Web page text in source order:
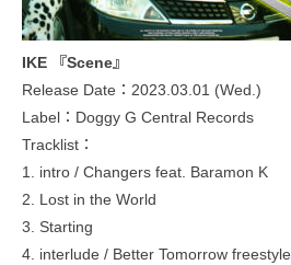
IKE 『Scene』
Release Date：2023.03.01 (Wed.)
Label：Doggy G Central Records
Tracklist：
1. intro / Changers feat. Baramon K
2. Lost in the World
3. Starting
4. interlude / Better Tomorrow freestyle